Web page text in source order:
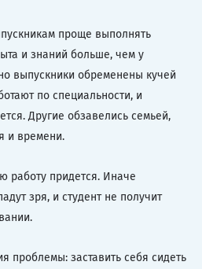
проще выполнять
и знаний больше, чем у
выпускники обременены кучей
по специальности, и
Другие обзавелись семьей,
и времени.
работу придется. Иначе
зря, и студент не получит
проблемы: заставить себя сидеть